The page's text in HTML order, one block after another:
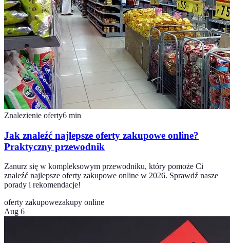
Znalezienie oferty6 min
Jak znaleźć najlepsze oferty zakupowe online?
Praktyczny przewodnik
Zanurz się w kompleksowym przewodniku, który pomoże Ci
znaleźć najlepsze oferty zakupowe online w 2026. Sprawdź nasze
porady i rekomendacje!
oferty zakupowezakupy online
Aug 6